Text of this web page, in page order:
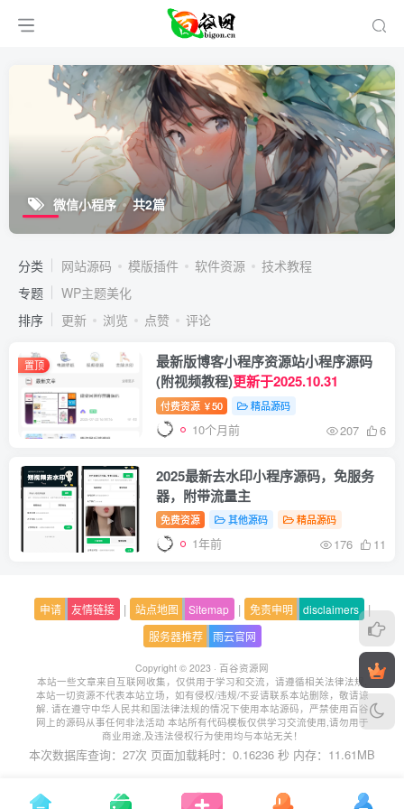
微信小程序 共2篇
分类 网站源码 模版插件 软件资源
技术教程
专题
WP主题美化
排序
更新 浏览 点赞 评论
置顶
最新版博客小程序资源站小程序源码
(附视频教程)更新于2025.10.31
付费资源 ￥50 精品源码
10个月前 207 6
2025最新去水印小程序源码，免服务
器，附带流量主
免费资源 其他源码 精品源码
1年前 176 11
申请 友情链接 | 站点地图 Sitemap | 免责申明 disclaimers |
服务器推荐 雨云官网
Copyright © 2023 · 百谷资源网
本站一些文章来自互联网收集，仅供用于学习和交流，请遵循相关法律法规.
本站一切资源不代表本站立场，如有侵权/违规/不妥请联系本站删除，敬请谅
解. 请在遵守中华人民共和国法律法规的情况下使用本站源码，严禁使用百谷
网上的源码从事任何非法活动 本站所有代码模板仅供学习交流使用,请勿用于
商业用途,及违法侵权行为使用均与本站无关！
本次数据库查询：27次 页面加载耗时：0.16236 秒 内存：11.61MB